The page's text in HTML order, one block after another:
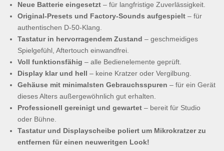
Neue Batterie eingesetzt – für langfristige Zuverlässigkeit.
Original-Presets und Factory-Sounds aufgespielt – für
authentischen D-50-Klang.
Tastatur in hervorragendem Zustand – geschmeidiges
Spielgefühl, Aftertouch einwandfrei.
Voll funktionsfähig – alle Bedienelemente geprüft.
Display klar und hell – keine Kratzer oder Vergilbung.
Gehäuse mit minimalsten Gebrauchsspuren – für ein Gerät
dieses Alters außergewöhnlich gut erhalten.
Professionell gereinigt und gewartet – bereit für Studio
oder Bühne.
Tastatur und Displayscheibe poliert um Mikrokratzer zu
entfernen für einen neuweritgen Look!